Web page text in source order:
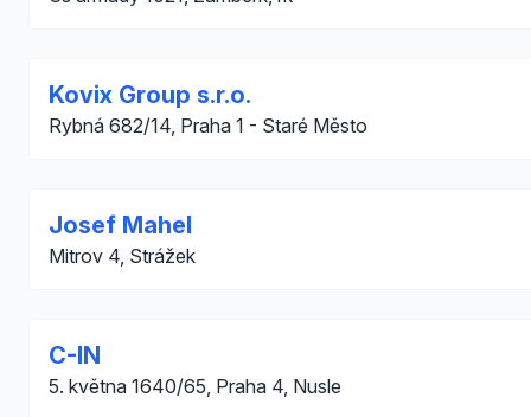
Kovix Group s.r.o.
Rybná 682/14, Praha 1 - Staré Město
Josef Mahel
Mitrov 4, Strážek
C-IN
5. května 1640/65, Praha 4, Nusle